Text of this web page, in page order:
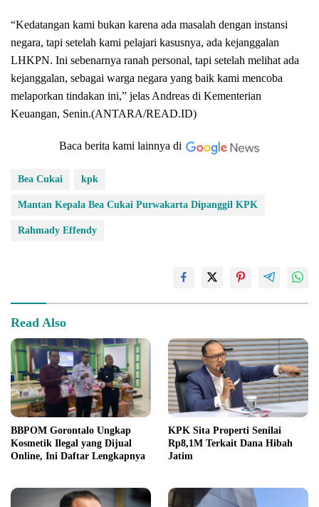
“Kedatangan kami bukan karena ada masalah dengan instansi
negara, tapi setelah kami pelajari kasusnya, ada kejanggalan
LHKPN. Ini sebenarnya ranah personal, tapi setelah melihat ada
kejanggalan, sebagai warga negara yang baik kami mencoba
melaporkan tindakan ini,” jelas Andreas di Kementerian
Keuangan, Senin.(ANTARA/READ.ID)
Baca berita kami lainnya di
Bea Cukai kpk
Mantan Kepala Bea Cukai Purwakarta Dipanggil KPK
Rahmady Effendy
Read Also
BBPOM Gorontalo Ungkap
Kosmetik Ilegal yang Dijual
Online, Ini Daftar Lengkapnya
KPK Sita Properti Senilai
Rp8,1M Terkait Dana Hibah
Jatim